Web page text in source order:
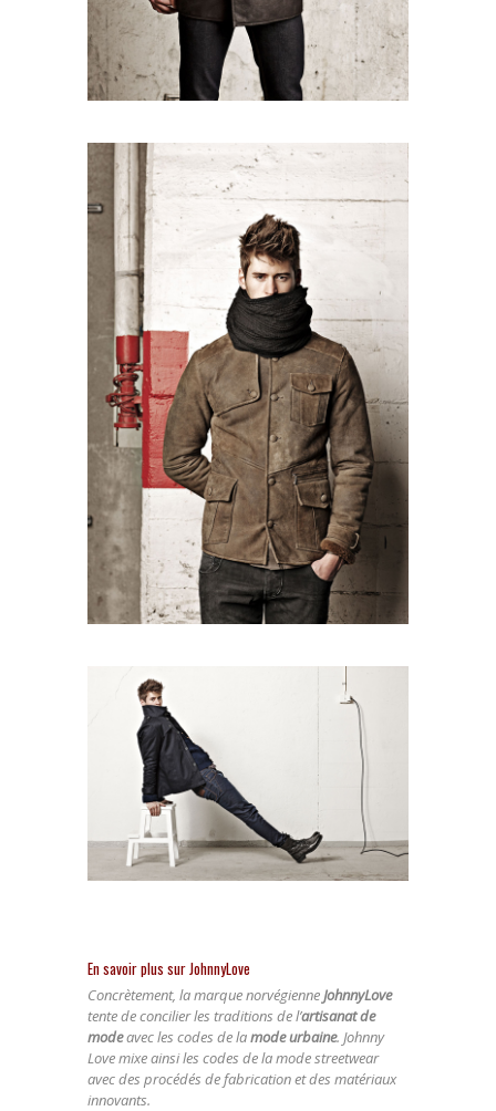
En savoir plus sur JohnnyLove
Concrètement, la marque norvégienne JohnnyLove
tente de concilier les traditions de l’artisanat de
modeavec les codes de lamode urbaine. Johnny
Love mixe ainsi les codes de la mode streetwear
avec des procédés de fabrication et des matériaux
innovants.